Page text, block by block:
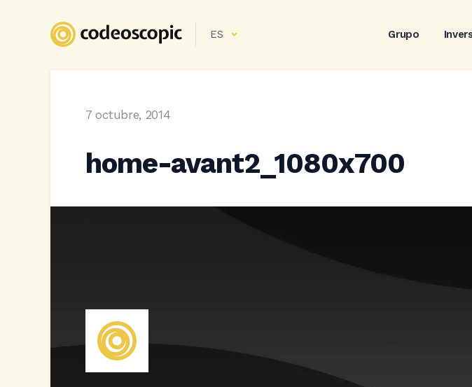
ES Grupo
7 octubre, 2014
home-avant2_1080x700